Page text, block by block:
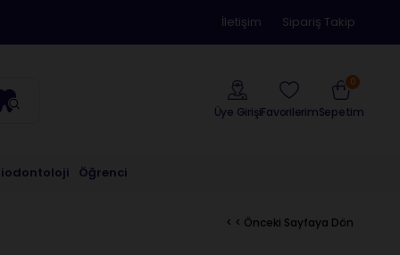
İletişim Sipariş Takip
Üye GirişiFavorilerimSepetim
0
Öğrenci
< < Önceki Sayfaya Dön